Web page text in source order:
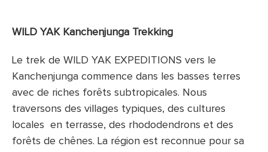
WILD YAK Kanchenjunga Trekking
Le trek de WILD YAK EXPEDITIONS vers le
Kanchenjunga commence dans les basses terres
avec de riches forêts subtropicales. Nous
traversons des villages typiques, des cultures
locales en terrasse, des rhododendrons et des
forêts de chênes. La région est reconnue pour sa